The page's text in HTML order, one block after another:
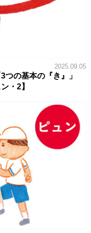
2025.09.05
の基本の『き』」
・2】